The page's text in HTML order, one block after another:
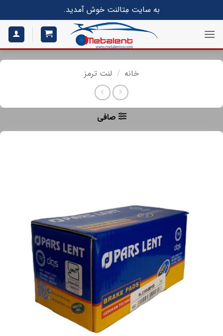
به سایت مِتالنت خوش آمدید.
خانه / لنت ترمز
صافی